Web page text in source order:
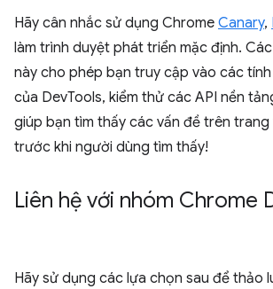
Hãy cân nhắc sử dụng Chrome Canary,
làm trình duyệt phát triển mặc định.
này cho phép bạn truy cập vào các
của DevTools, kiểm thử các API nền
giúp bạn tìm thấy các vấn đề trên trang
trước khi người dùng tìm thấy!
Liên hệ với nhóm Chrome
Hãy sử dụng các lựa chọn sau để thảo